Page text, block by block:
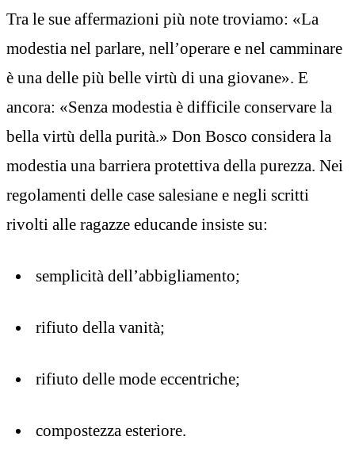
Tra le sue affermazioni più note troviamo: «La
modestia nel parlare, nell’operare e nel camminare
è una delle più belle virtù di una giovane». E
ancora: «Senza modestia è difficile conservare la
bella virtù della purità.» Don Bosco considera la
modestia una barriera protettiva della purezza. Nei
regolamenti delle case salesiane e negli scritti
rivolti alle ragazze educande insiste su:
semplicità dell’abbigliamento;
rifiuto della vanità;
rifiuto delle mode eccentriche;
compostezza esteriore.